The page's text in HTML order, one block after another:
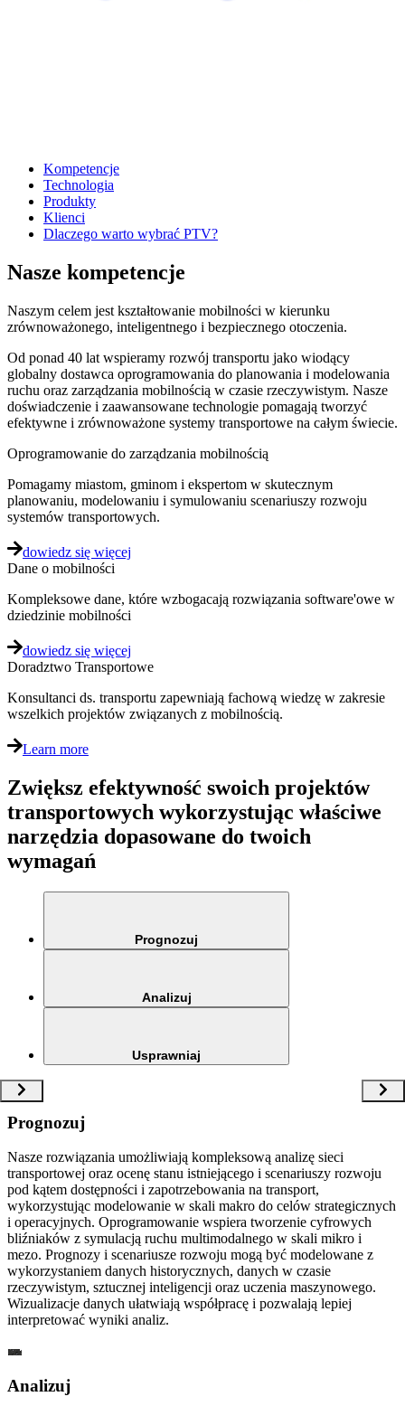
Kompetencje
Technologia
Produkty
Klienci
Dlaczego warto wybrać PTV?
Nasze kompetencje
Naszym celem jest kształtowanie mobilności w kierunku
zrównoważonego, inteligentnego i bezpiecznego otoczenia.
Od ponad 40 lat wspieramy rozwój transportu jako wiodący
globalny dostawca oprogramowania do planowania i modelowania
ruchu oraz zarządzania mobilnością w czasie rzeczywistym. Nasze
doświadczenie i zaawansowane technologie pomagają tworzyć
efektywne i zrównoważone systemy transportowe na całym świecie.
Oprogramowanie do zarządzania mobilnością
Pomagamy miastom, gminom i ekspertom w skutecznym
planowaniu, modelowaniu i symulowaniu scenariuszy rozwoju
systemów transportowych.
dowiedz się więcej
Dane o mobilności
Kompleksowe dane, które wzbogacają rozwiązania software'owe w
dziedzinie mobilności
dowiedz się więcej
Doradztwo Transportowe
Konsultanci ds. transportu zapewniają fachową wiedzę w zakresie
wszelkich projektów związanych z mobilnością.
Learn more
Zwiększ efektywność swoich projektów
transportowych wykorzystując właściwe
narzędzia dopasowane do twoich
wymagań
Prognozuj
Analizuj
Usprawniaj
Prognozuj
Nasze rozwiązania umożliwiają kompleksową analizę sieci
transportowej oraz ocenę stanu istniejącego i scenariuszy rozwoju
pod kątem dostępności i zapotrzebowania na transport,
wykorzystując modelowanie w skali makro do celów strategicznych
i operacyjnych. Oprogramowanie wspiera tworzenie cyfrowych
bliźniaków z symulacją ruchu multimodalnego w skali mikro i
mezo. Prognozy i scenariusze rozwoju mogą być modelowane z
wykorzystaniem danych historycznych, danych w czasie
rzeczywistym, sztucznej inteligencji oraz uczenia maszynowego.
Wizualizacje danych ułatwiają współpracę i pozwalają lepiej
interpretować wyniki analiz.
Analizuj